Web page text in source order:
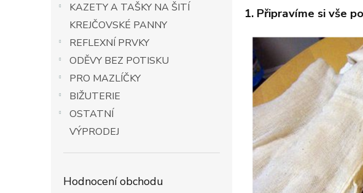
KAZETY A TAŠKY NA ŠITÍ
KREJČOVSKÉ PANNY
REFLEXNÍ PRVKY
ODĚVY BEZ POTISKU
PRO MAZLÍČKY
BIŽUTERIE
OSTATNÍ
VÝPRODEJ
Hodnocení obchodu
1. Připravíme si vše